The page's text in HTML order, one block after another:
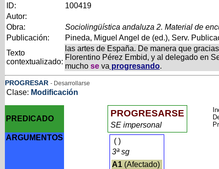
ID:
100419
Autor:
Obra:
Sociolingüística andaluza 2. Material de
Publicación:
Pineda, Miguel Angel de (ed.), Serv.
Texto
contextualizado:
las artes de España. De manera que
Florentino Pérez Embid, y al delegado en
muchoseva progresando.
PROGRESAR - Desarrollarse
Clase: Modificación
PREDICADO
PROGRESARSE
SE impersonal
ARGUMENTOS ()
3ª sg
A1(Afectado)